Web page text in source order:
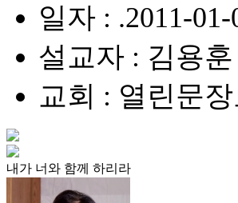
일자 : .2011-01-
설교자 : 김용
교회 : 열린문
내가 너와 함께 하리라